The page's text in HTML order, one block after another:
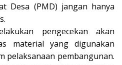
Desa (PMD) jangan hanya
pengecekan akan
material yang digunakan
pelaksanaan pembangunan.